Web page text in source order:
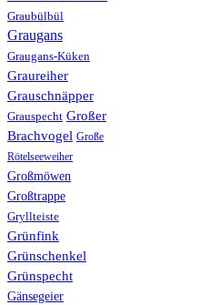
Graubülbül
Graugans
Graugans-Küken
Graureiher
Grauschnäpper
Grauspecht Großer
Brachvogel Große
Rötelseeweiher
Großmöwen
Großtrappe
Gryllteiste
Grünfink
Grünschenkel
Grünspecht
Gänsegeier